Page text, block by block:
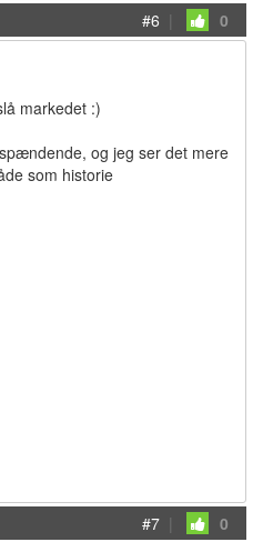
#6 | 0
markedet :)
og jeg ser det mere
som historie
#7 | 0